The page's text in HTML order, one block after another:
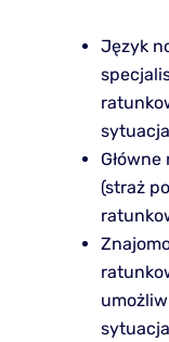
Język
(straż